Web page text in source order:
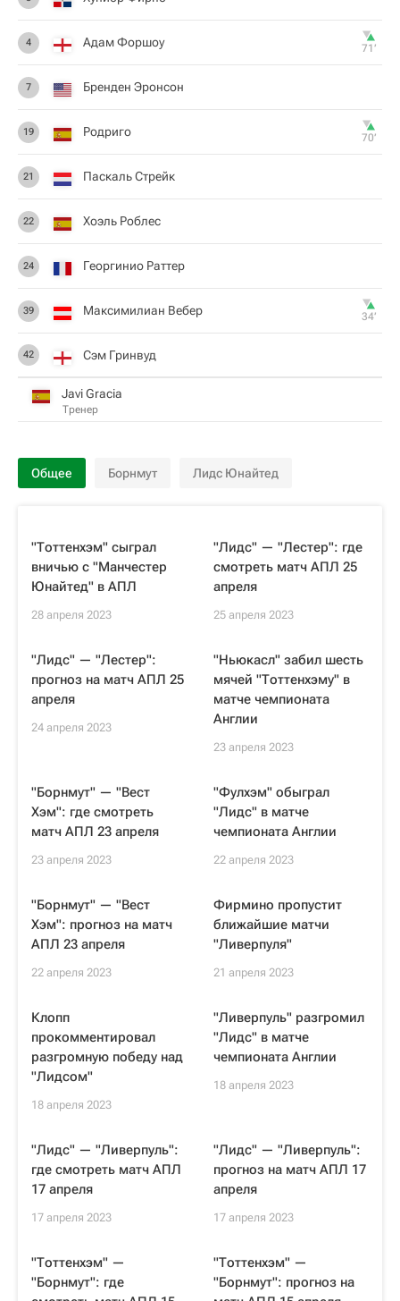
4 Адам Форшоу 71‎’‎
7 Бренден Эронсон
19 Родриго 70‎’‎
21 Паскаль Стрейк
22 Хоэль Роблес
24 Георгинио Раттер
39 Максимилиан Вебер 34‎’‎
42 Сэм Гринвуд
Javi Gracia
Тренер
Общее Борнмут Лидс Юнайтед
"Тоттенхэм" сыграл
вничью с "Манчестер
Юнайтед" в АПЛ
28 апреля 2023
"Лидс" — "Лестер": где
смотреть матч АПЛ 25
апреля
25 апреля 2023
"Лидс" — "Лестер":
прогноз на матч АПЛ 25
апреля
24 апреля 2023
"Ньюкасл" забил шесть
мячей "Тоттенхэму" в
матче чемпионата
Англии
23 апреля 2023
"Борнмут" — "Вест
Хэм": где смотреть
матч АПЛ 23 апреля
23 апреля 2023
"Фулхэм" обыграл
"Лидс" в матче
чемпионата Англии
22 апреля 2023
"Борнмут" — "Вест
Хэм": прогноз на матч
АПЛ 23 апреля
22 апреля 2023
Фирмино пропустит
ближайшие матчи
"Ливерпуля"
21 апреля 2023
Клопп
прокомментировал
разгромную победу над
"Лидсом"
18 апреля 2023
"Ливерпуль" разгромил
"Лидс" в матче
чемпионата Англии
18 апреля 2023
"Лидс" — "Ливерпуль":
где смотреть матч АПЛ
17 апреля
17 апреля 2023
"Лидс" — "Ливерпуль":
прогноз на матч АПЛ 17
апреля
17 апреля 2023
"Тоттенхэм" —
"Борнмут": где
"Тоттенхэм" —
"Борнмут": прогноз на